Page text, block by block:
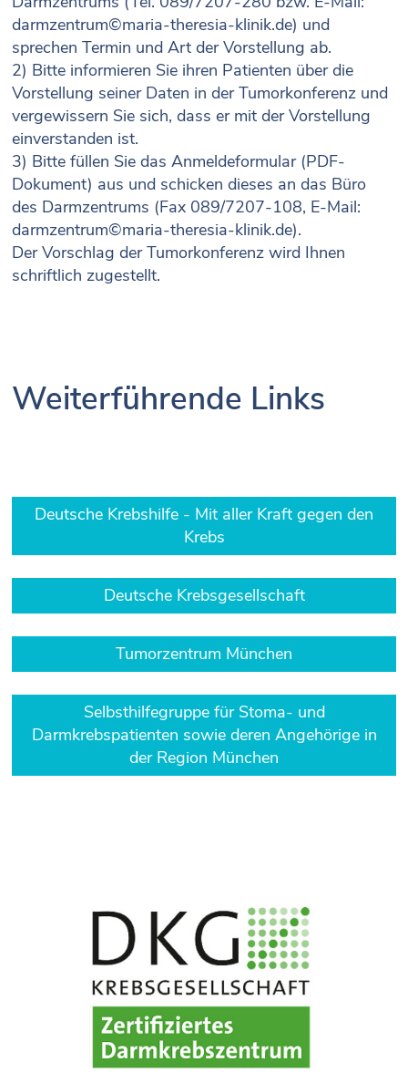
darmzentrum©maria-theresia-klinik.de) und
sprechen Termin und Art der Vorstellung ab.
2) Bitte informieren Sie ihren Patienten über die
Vorstellung seiner Daten in der Tumorkonferenz und
vergewissern Sie sich, dass er mit der Vorstellung
einverstanden ist.
3) Bitte füllen Sie dasAnmeldeformular (PDF-
Dokument) aus und schicken dieses an das Büro
des Darmzentrums (Fax 089/7207-108, E-Mail:
darmzentrum©maria-theresia-klinik.de).
Der Vorschlag der Tumorkonferenz wird Ihnen
schriftlich zugestellt.
Weiterführende Links
Deutsche Krebshilfe - Mit aller Kraft gegen den
Krebs
Deutsche Krebsgesellschaft
Tumorzentrum München
Selbsthilfegruppe für Stoma- und
Darmkrebspatienten sowie deren Angehörige in
der Region München